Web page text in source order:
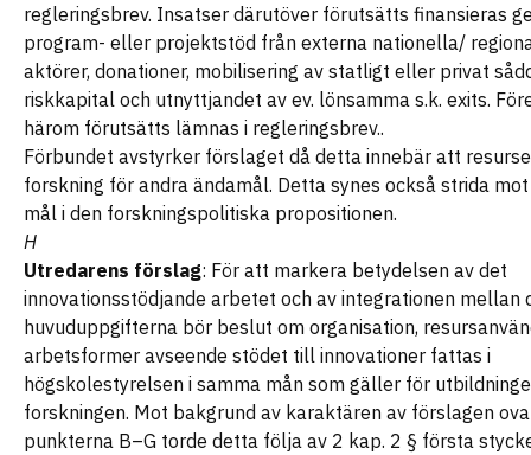
regleringsbrev. Insatser därutöver förutsätts finansieras
program- eller projektstöd från externa nationella/
aktörer, donationer, mobilisering av statligt eller privat
riskkapital och utnyttjandet av ev. lönsamma s.k. exits.
härom förutsätts lämnas i regleringsbrev..
Förbundet avstyrker förslaget då detta innebär att
forskning för andra ändamål. Detta synes också strida
mål i den forskningspolitiska propositionen.
H
Utredarens förslag: För att markera betydelsen av det
innovationsstödjande arbetet och av integrationen mellan
huvuduppgifterna bör beslut om organisation,
arbetsformer avseende stödet till innovationer fattas i
högskolestyrelsen i samma mån som gäller för
forskningen. Mot bakgrund av karaktären av förslagen
punkterna B–G torde detta följa av 2 kap. 2 § första